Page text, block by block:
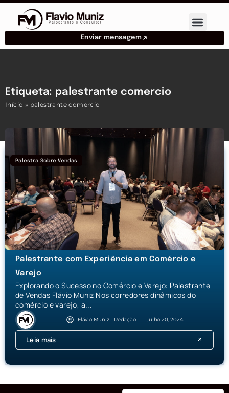
Enviar mensagem
Etiqueta: palestrante comercio
Início » palestrante comercio
Palestra Sobre Vendas
Palestrante com Experiência em Comércio e
Varejo
Explorando o Sucesso no Comércio e Varejo: Palestrante
de Vendas Flávio Muniz Nos corredores dinâmicos do
comércio e varejo, a...
Flávio Muniz - Redação julho 20, 2024
Leia mais